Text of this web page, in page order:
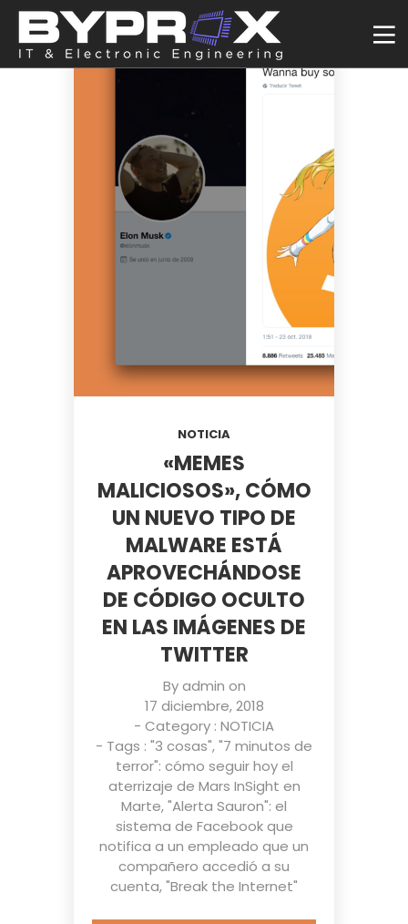
NOTICIA
«MEMES
MALICIOSOS», CÓMO
UN NUEVO TIPO DE
MALWARE ESTÁ
APROVECHÁNDOSE
DE CÓDIGO OCULTO
EN LAS IMÁGENES DE
TWITTER
Byadmin on
17 diciembre, 2018
- Category : NOTICIA
- Tags : "3 cosas","7 minutos de
terror": cómo seguir hoy el
aterrizaje de Mars InSight en
Marte,"Alerta Sauron": el
sistema de Facebook que
notifica a un empleado que un
compañero accedió a su
cuenta,"Break the Internet"